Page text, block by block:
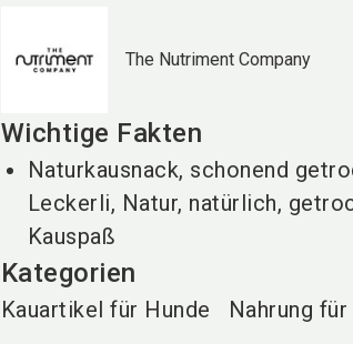
The Nutriment Company
Wichtige Fakten
Naturkausnack, schonend
Leckerli, Natur, natürlich,
Kauspaß
Kategorien
Kauartikel für Hunde Nahrung